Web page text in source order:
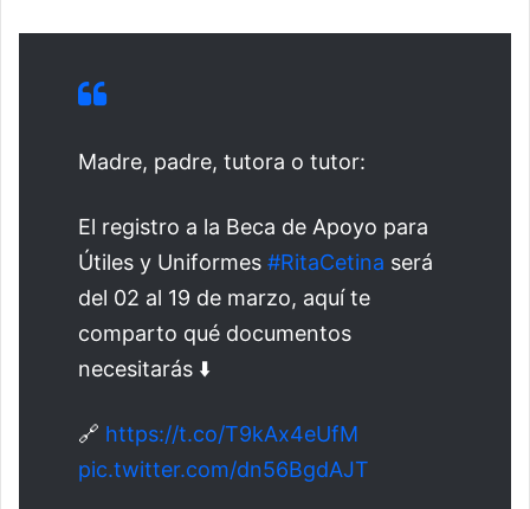
Madre, padre, tutora o tutor:
El registro a la Beca de Apoyo para
Útiles y Uniformes #RitaCetina será
del 02 al 19 de marzo, aquí te
comparto qué documentos
necesitarás ⬇️
🔗 https://t.co/T9kAx4eUfM
pic.twitter.com/dn56BgdAJT